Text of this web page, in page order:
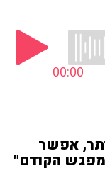
00:00
אפשר
הקודם"